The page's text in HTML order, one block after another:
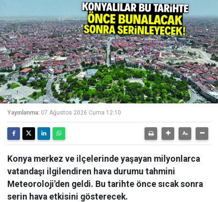
Yayınlanma: 07 Ağustos 2026 Cuma 12:10
Konya merkez ve ilçelerinde yaşayan milyonlarca
vatandaşı ilgilendiren hava durumu tahmini
Meteoroloji'den geldi. Bu tarihte önce sıcak sonra
serin hava etkisini gösterecek.